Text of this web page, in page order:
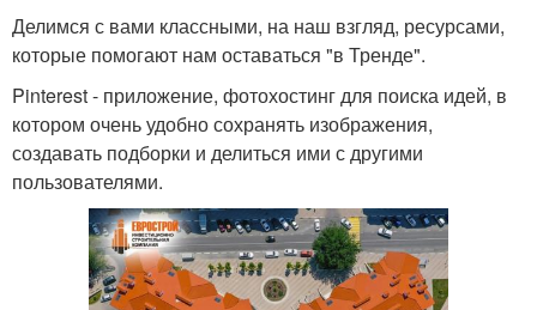
Делимся с вами классными, на наш взгляд, ресурсами,
которые помогают нам оставаться "в Тренде".
Pinterest - приложение, фотохостинг для поиска идей, в
котором очень удобно сохранять изображения,
создавать подборки и делиться ими с другими
пользователями.